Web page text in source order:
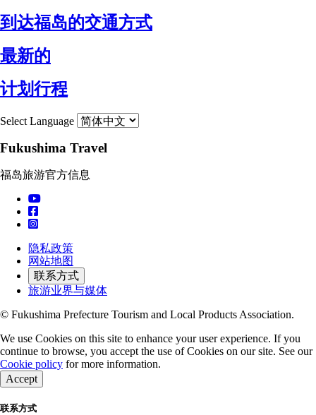
到达福岛的交通方式
最新的
计划行程
Select Language
Fukushima Travel
福岛旅游官方信息
隐私政策
网站地图
联系方式
旅游业界与媒体
© Fukushima Prefecture Tourism and Local Products Association.
We use Cookies on this site to enhance your user experience. If you
continue to browse, you accept the use of Cookies on our site. See our
Cookie policy for more information.
Accept
联系方式